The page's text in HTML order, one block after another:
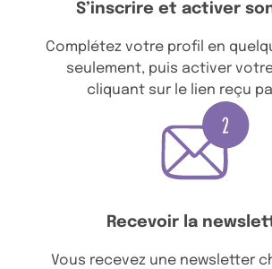
S’inscrire et activer
Complétez votre profil en
seulement, puis activer
cliquant sur le lien reçu
Recevoir la
Vous recevez une newsletter